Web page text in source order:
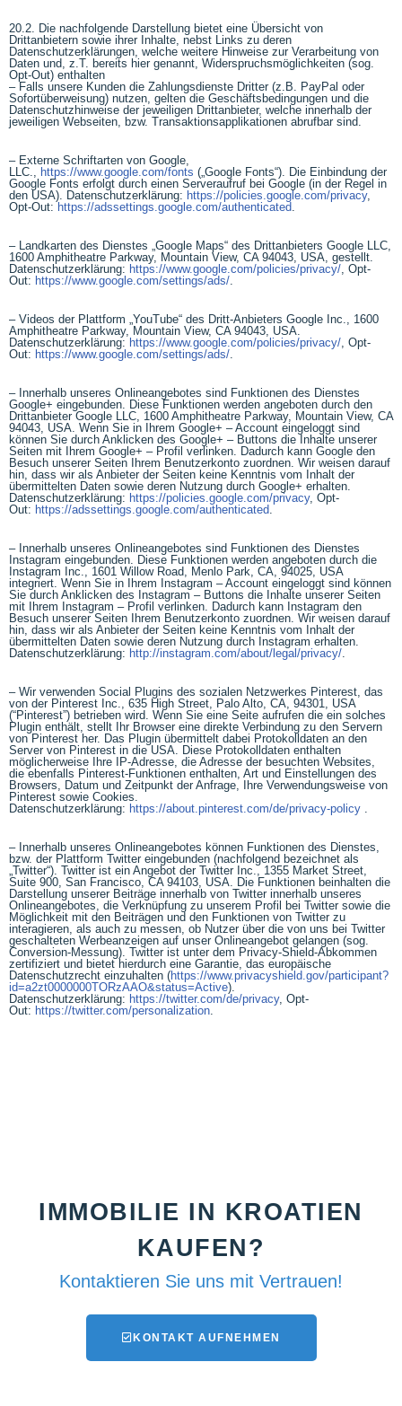
20.2. Die nachfolgende Darstellung bietet eine Übersicht von
Drittanbietern sowie ihrer Inhalte, nebst Links zu deren
Datenschutzerklärungen, welche weitere Hinweise zur Verarbeitung von
Daten und, z.T. bereits hier genannt, Widerspruchsmöglichkeiten (sog.
Opt-Out) enthalten
– Falls unsere Kunden die Zahlungsdienste Dritter (z.B. PayPal oder
Sofortüberweisung) nutzen, gelten die Geschäftsbedingungen und die
Datenschutzhinweise der jeweiligen Drittanbieter, welche innerhalb der
jeweiligen Webseiten, bzw. Transaktionsapplikationen abrufbar sind.
– Externe Schriftarten von Google,
LLC., https://www.google.com/fonts („Google Fonts“). Die Einbindung der
Google Fonts erfolgt durch einen Serveraufruf bei Google (in der Regel in
den USA). Datenschutzerklärung: https://policies.google.com/privacy,
Opt-Out:https://adssettings.google.com/authenticated
– Landkarten des Dienstes „Google Maps“ des Drittanbieters Google LLC,
1600 Amphitheatre Parkway, Mountain View, CA 94043, USA, gestellt.
Datenschutzerklärung: https://www.google.com/policies/privacy/ , Opt-
Out: https://www.google.com/settings/ads/
– Videos der Plattform „YouTube“ des Dritt-Anbieters Google Inc., 1600
Amphitheatre Parkway, Mountain View, CA 94043, USA.
Datenschutzerklärung: https://www.google.com/policies/privacy/ , Opt-
Out: https://www.google.com/settings/ads/
– Innerhalb unseres Onlineangebotes sind Funktionen des Dienstes
Google+ eingebunden. Diese Funktionen werden angeboten durch den
Drittanbieter Google LLC, 1600 Amphitheatre Parkway, Mountain View, CA
94043, USA. Wenn Sie in Ihrem Google+ – Account eingeloggt sind
können Sie durch Anklicken des Google+ – Buttons die Inhalte unserer
Seiten mit Ihrem Google+ – Profil verlinken. Dadurch kann Google den
Besuch unserer Seiten Ihrem Benutzerkonto zuordnen. Wir weisen darauf
hin, dass wir als Anbieter der Seiten keine Kenntnis vom Inhalt der
übermittelten Daten sowie deren Nutzung durch Google+ erhalten.
Datenschutzerklärung: https://policies.google.com/privacy, Opt-
Out: https://adssettings.google.com/authenticated
– Innerhalb unseres Onlineangebotes sind Funktionen des Dienstes
Instagram eingebunden. Diese Funktionen werden angeboten durch die
Instagram Inc., 1601 Willow Road, Menlo Park, CA, 94025, USA
integriert. Wenn Sie in Ihrem Instagram – Account eingeloggt sind können
Sie durch Anklicken des Instagram – Buttons die Inhalte unserer Seiten
mit Ihrem Instagram – Profil verlinken. Dadurch kann Instagram den
Besuch unserer Seiten Ihrem Benutzerkonto zuordnen. Wir weisen darauf
hin, dass wir als Anbieter der Seiten keine Kenntnis vom Inhalt der
übermittelten Daten sowie deren Nutzung durch Instagram erhalten.
Datenschutzerklärung: http://instagram.com/about/legal/privacy/
– Wir verwenden Social Plugins des sozialen Netzwerkes Pinterest, das
von der Pinterest Inc., 635 High Street, Palo Alto, CA, 94301, USA
(“Pinterest”) betrieben wird. Wenn Sie eine Seite aufrufen die ein solches
Plugin enthält, stellt Ihr Browser eine direkte Verbindung zu den Servern
von Pinterest her. Das Plugin übermittelt dabei Protokolldaten an den
Server von Pinterest in die USA. Diese Protokolldaten enthalten
möglicherweise Ihre IP-Adresse, die Adresse der besuchten Websites,
die ebenfalls Pinterest-Funktionen enthalten, Art und Einstellungen des
Browsers, Datum und Zeitpunkt der Anfrage, Ihre Verwendungsweise von
Pinterest sowie Cookies.
Datenschutzerklärung: https://about.pinterest.com/de/privacy-policy
– Innerhalb unseres Onlineangebotes können Funktionen des Dienstes,
bzw. der Plattform Twitter eingebunden (nachfolgend bezeichnet als
„Twitter“). Twitter ist ein Angebot der Twitter Inc., 1355 Market Street,
Suite 900, San Francisco, CA 94103, USA. Die Funktionen beinhalten die
Darstellung unserer Beiträge innerhalb von Twitter innerhalb unseres
Onlineangebotes, die Verknüpfung zu unserem Profil bei Twitter sowie die
Möglichkeit mit den Beiträgen und den Funktionen von Twitter zu
interagieren, als auch zu messen, ob Nutzer über die von uns bei Twitter
geschalteten Werbeanzeigen auf unser Onlineangebot gelangen (sog.
Conversion-Messung). Twitter ist unter dem Privacy-Shield-Abkommen
zertifiziert und bietet hierdurch eine Garantie, das europäische
Datenschutzrecht einzuhalten (https://www.privacyshield.gov/participant?
id=a2zt0000000TORzAAO&status=Active).
Datenschutzerklärung: https://twitter.com/de/privacy, Opt-
Out: https://twitter.com/personalization
IMMOBILIE IN KROATIEN
KAUFEN?
Kontaktieren Sie uns mit Vertrauen!
KONTAKT AUFNEHMEN